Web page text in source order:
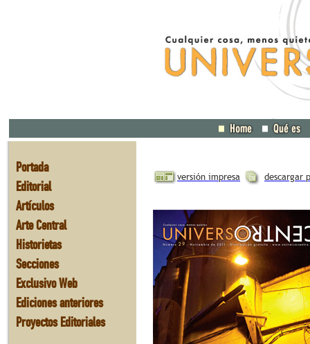
Portada
Editorial
Artículos
Arte Central
Historietas
Secciones
Exclusivo Web
Ediciones anteriores
Proyectos Editoriales
versión impresa descargar